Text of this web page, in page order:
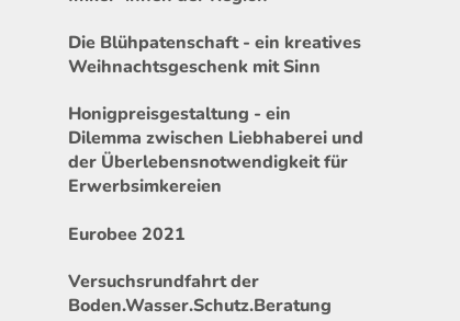
Die Blühpatenschaft - ein kreatives
Weihnachtsgeschenk mit Sinn
Honigpreisgestaltung - ein
Dilemma zwischen Liebhaberei und
der Überlebensnotwendigkeit für
Erwerbsimkereien
Eurobee 2021
Versuchsrundfahrt der
Boden.Wasser.Schutz.Beratung